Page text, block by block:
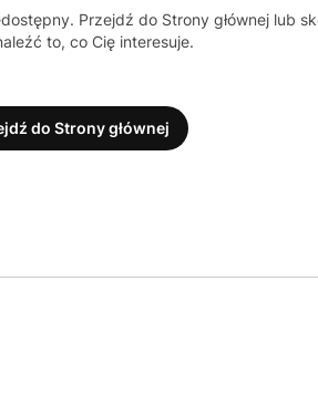
Przejdź do Strony głównej lub
to, co Cię interesuje.
do Strony głównej